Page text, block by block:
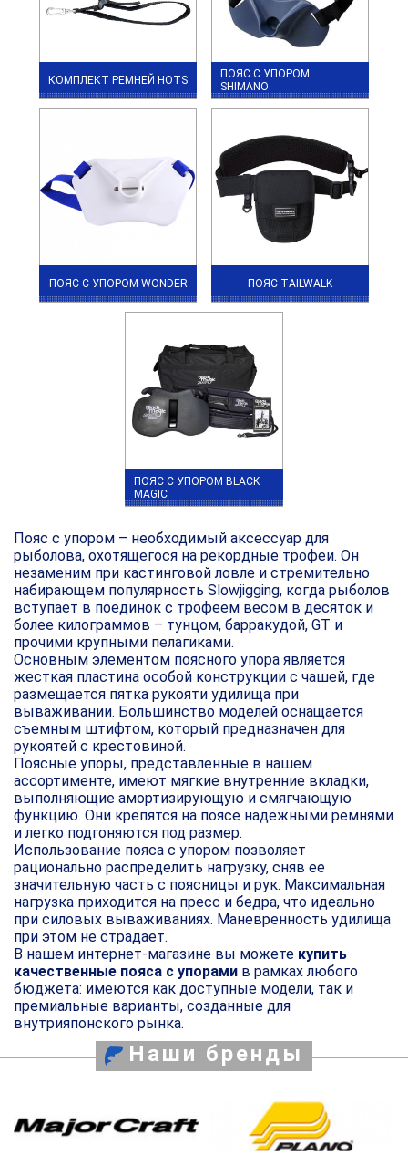
КОМПЛЕКТ РЕМНЕЙ HOTS
ПОЯС С УПОРОМ
SHIMANO
ПОЯС С УПОРОМ WONDER ПОЯС TAILWALK
ПОЯС С УПОРОМ BLACK
MAGIC
Пояс с упором – необходимый аксессуар для
рыболова, охотящегося на рекордные трофеи. Он
незаменим при кастинговой ловле и стремительно
набирающем популярность Slowjigging, когда рыболов
вступает в поединок с трофеем весом в десяток и
более килограммов – тунцом, барракудой, GT и
прочими крупными пелагиками.
Основным элементом поясного упора является
жесткая пластина особой конструкции с чашей, где
размещается пятка рукояти удилища при
вываживании. Большинство моделей оснащается
съемным штифтом, который предназначен для
рукоятей с крестовиной.
Поясные упоры, представленные в нашем
ассортименте, имеют мягкие внутренние вкладки,
выполняющие амортизирующую и смягчающую
функцию. Они крепятся на поясе надежными ремнями
и легко подгоняются под размер.
Использование пояса с упором позволяет
рационально распределить нагрузку, сняв ее
значительную часть с поясницы и рук. Максимальная
нагрузка приходится на пресс и бедра, что идеально
при силовых вываживаниях. Маневренность удилища
при этом не страдает.
В нашем интернет-магазине вы можете купить
качественные пояса с упорами в рамках любого
бюджета: имеются как доступные модели, так и
премиальные варианты, созданные для
внутрияпонского рынка.
Наши бренды